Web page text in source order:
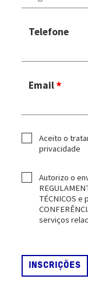
Telefone
Email
Aceito o
privacidade
Autorizo o
TÉCNICOS e
serviços